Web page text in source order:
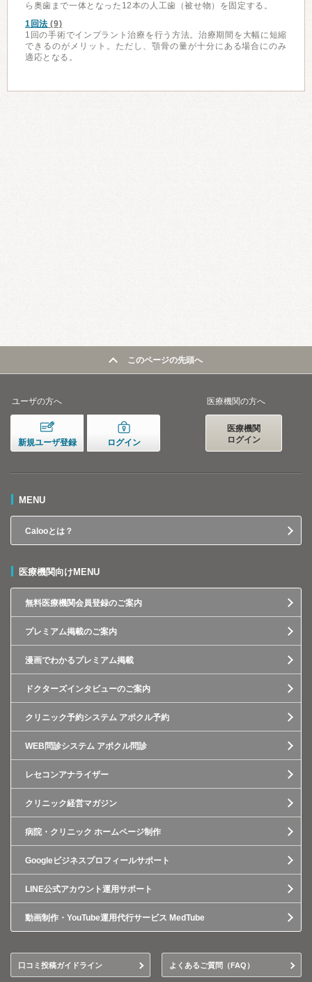
ら奥歯まで一体となった12本の人工歯（被せ物）を固定する。
1回法 (9)
1回の手術でインプラント治療を行う方法。治療期間を大幅に短縮
できるのがメリット。ただし、顎骨の量が十分にある場合にのみ
適応となる。
このページの先頭へ
ユーザの方へ
新規ユーザ登録 ログイン
医療機関の方へ
医療機関
ログイン
MENU
Calooとは？
医療機関向けMENU
無料医療機関会員登録のご案内
プレミアム掲載のご案内
漫画でわかるプレミアム掲載
ドクターズインタビューのご案内
クリニック予約システム アポクル予約
WEB問診システム アポクル問診
レセコンアナライザー
クリニック経営マガジン
病院・クリニック ホームページ制作
Googleビジネスプロフィールサポート
LINE公式アカウント運用サポート
動画制作・YouTube運用代行サービス MedTube
口コミ投稿ガイドライン よくあるご質問（FAQ）